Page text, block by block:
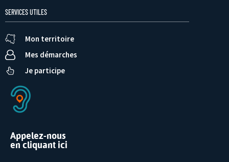
SERVICES UTILES
Mon territoire
Mes démarches
Je participe
Appelez-nous
en cliquant ici